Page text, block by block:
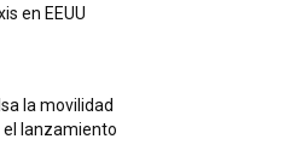
en EEUU
la movilidad
lanzamiento